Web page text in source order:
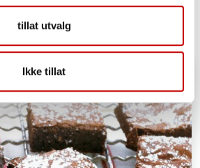
tillat utvalg
Ikke tillat
- 60 MIDDELS